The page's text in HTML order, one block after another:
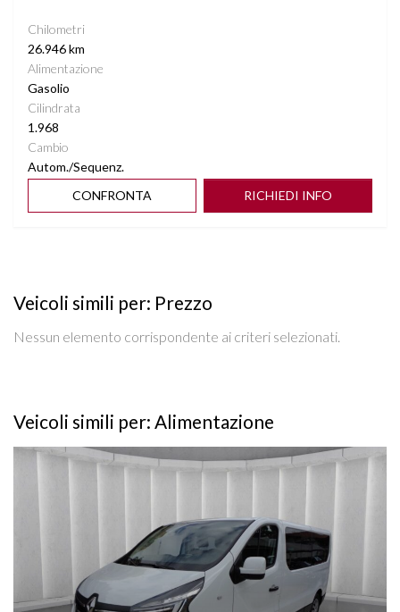
Chilometri
26.946 km
Alimentazione
Gasolio
Cilindrata
1.968
Cambio
Autom./Sequenz.
CONFRONTA
RICHIEDI INFO
Veicoli simili per: Prezzo
Nessun elemento corrispondente ai criteri selezionati.
Veicoli simili per: Alimentazione
Vedi dettagli